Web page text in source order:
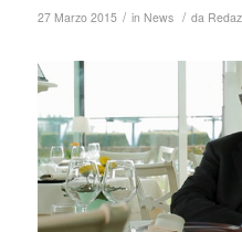
27 Marzo 2015 / in News / da